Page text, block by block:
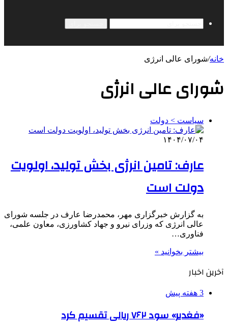
خانه/شورای عالی انرژی
شورای عالی انرژی
سیاست > دولت
۱۴۰۴/۰۷/۰۴
عارف: تامین انرژی بخش تولید، اولویت
دولت است
به گزارش خبرگزاری مهر، محمدرضا عارف در جلسه شورای
عالی انرژی که وزرای نیرو و جهاد کشاورزی، معاون علمی،
فناوری…
بیشتر بخوانید »
آخرین اخبار
3 هفته پیش
«فغدیر» سود ۷۶۲ ریالی تقسیم کرد